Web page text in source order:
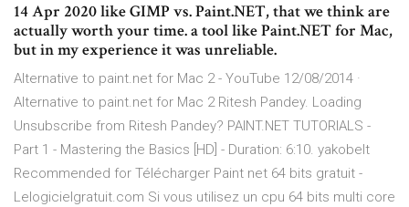
14 Apr 2020 like GIMP vs. Paint.NET, that we think are
actually worth your time. a tool like Paint.NET for Mac,
but in my experience it was unreliable.
Alternative to paint.net for Mac 2 - YouTube 12/08/2014 ·
Alternative to paint.net for Mac 2 Ritesh Pandey. Loading
Unsubscribe from Ritesh Pandey? PAINT.NET TUTORIALS -
Part 1 - Mastering the Basics [HD] - Duration: 6:10. yakobelt
Recommended for Télécharger Paint net 64 bits gratuit -
Lelogicielgratuit.com Si vous utilisez un cpu 64 bits multi core